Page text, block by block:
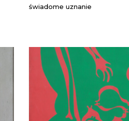
świadome uznanie